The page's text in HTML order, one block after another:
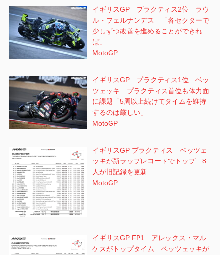
イギリスGP プラクティス2位 ラウ
ル・フェルナンデス 「各セクターで
少しずつ改善を進めることができれ
ば」
MotoGP
イギリスGP プラクティス1位 ベッ
ツェッキ プラクティス首位も体力面
に課題「5周以上続けてタイムを維持
するのは厳しい」
MotoGP
イギリスGP プラクティス ベッツェ
ッキが新ラップレコードでトップ 8
人が旧記録を更新
MotoGP
イギリスGP FP1 アレックス・マル
ケスがトップタイム ベッツェッキが